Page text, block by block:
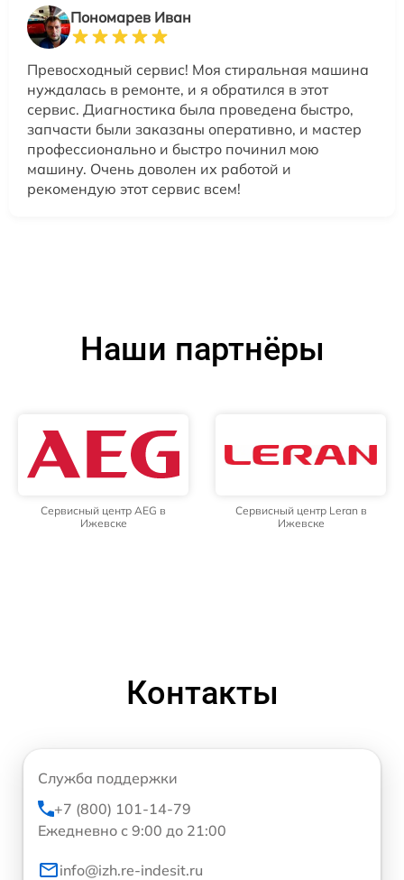
Пономарев Иван
Превосходный сервис! Моя стиральная машина
нуждалась в ремонте, и я обратился в этот
сервис. Диагностика была проведена быстро,
запчасти были заказаны оперативно, и мастер
профессионально и быстро починил мою
машину. Очень доволен их работой и
рекомендую этот сервис всем!
Наши партнёры
Сервисный центр AEG в
Ижевске
Сервисный центр Leran в
Ижевске
Контакты
Служба поддержки
+7 (800) 101-14-79
Ежедневно с 9:00 до 21:00
info@izh.re-indesit.ru